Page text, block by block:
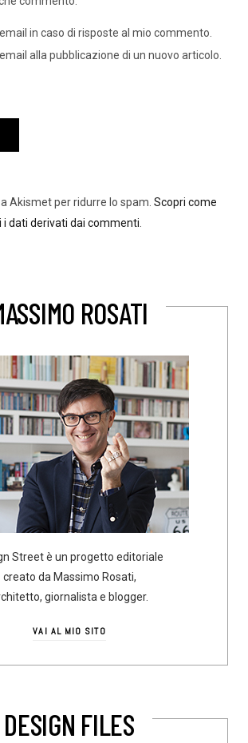
in caso di risposte al mio commento.
alla pubblicazione di un nuovo articolo.
Akismet per ridurre lo spam. Scopri come
i dati derivati dai commenti.
ROSATI
Street è un progetto editoriale
creato da Massimo Rosati,
giornalista e blogger.
VAI AL MIO SITO
DESIGN FILES